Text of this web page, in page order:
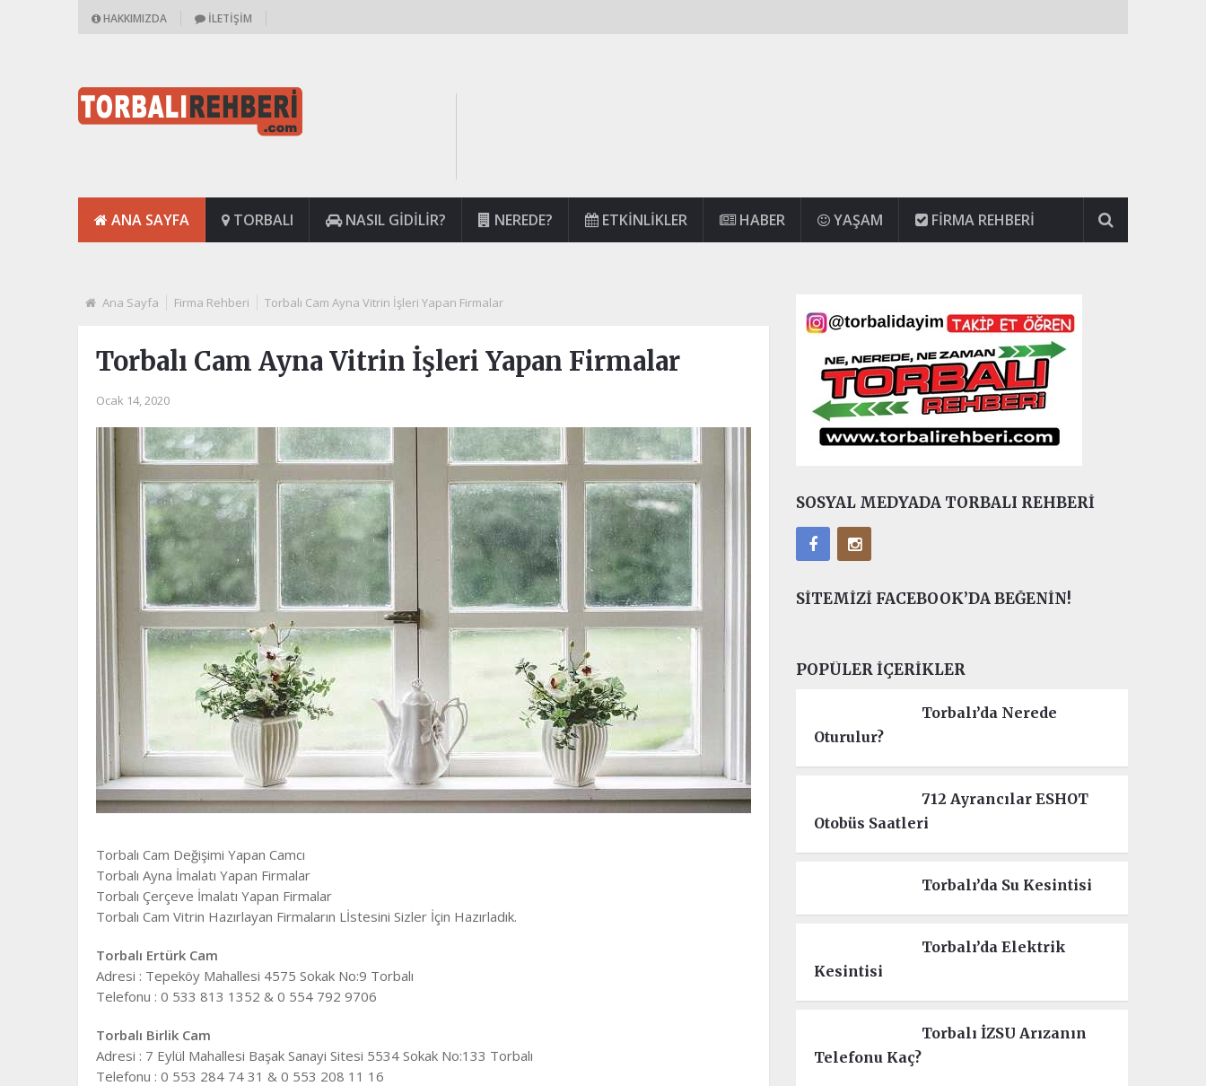
HAKKIMIZDA İLETIŞIM
ANA SAYFA TORBALI NASIL GIDILIR? NEREDE? ETKINLIKLER HABER YAŞAM FIRMA REHBERI
Ana Sayfa Firma Rehberi Torbalı Cam Ayna Vitrin İşleri Yapan Firmalar
Torbalı Cam Ayna Vitrin İşleri Yapan Firmalar
Ocak 14, 2020
Torbalı Cam Değişimi Yapan Camcı
Torbalı Ayna İmalatı Yapan Firmalar
Torbalı Çerçeve İmalatı Yapan Firmalar
Torbalı Cam Vitrin Hazırlayan Firmaların Lİstesini Sizler İçin Hazırladık.
Torbalı Ertürk Cam
Adresi : Tepeköy Mahallesi 4575 Sokak No:9 Torbalı
Telefonu : 0 533 813 1352 & 0 554 792 9706
Torbalı Birlik Cam
Adresi : 7 Eylül Mahallesi Başak Sanayi Sitesi 5534 Sokak No:133 Torbalı
Telefonu : 0 553 284 74 31 & 0 553 208 11 16
SOSYAL MEDYADA TORBALI REHBERI
SITEMIZI FACEBOOK’DA BEĞENIN!
POPÜLER İÇERIKLER
Torbalı’da Nerede
Oturulur?
712 Ayrancılar ESHOT
Otobüs Saatleri
Torbalı’da Su Kesintisi
Torbalı’da Elektrik
Kesintisi
Torbalı İZSU Arızanın
Telefonu Kaç?